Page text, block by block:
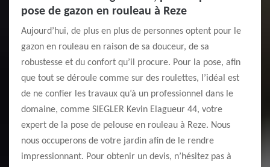
pose de gazon en rouleau à Reze
Aujourd’hui, de plus en plus de personnes optent pour le
gazon en rouleau en raison de sa douceur, de sa
robustesse et du confort qu’il procure. Pour la pose, afin
que tout se déroule comme sur des roulettes, l’idéal est
de ne confier les travaux qu’à un professionnel dans le
domaine, comme SIEGLER Kevin Elagueur 44, votre
expert de la pose de pelouse en rouleau à Reze. Nous
nous occuperons de votre jardin afin de le rendre
impressionnant. Pour obtenir un devis, n’hésitez pas à